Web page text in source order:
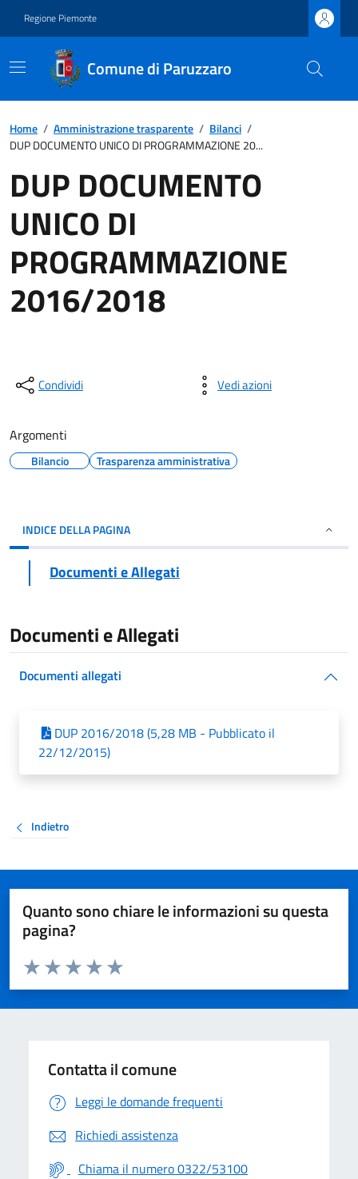
Regione Piemonte
Comune di Paruzzaro
Home / Amministrazione trasparente / Bilanci /
DUP DOCUMENTO UNICO DI PROGRAMMAZIONE 20...
DUP DOCUMENTO
UNICO DI
PROGRAMMAZIONE
2016/2018
Condividi Vedi azioni
Argomenti
Bilancio Trasparenza amministrativa
INDICE DELLA PAGINA
Documenti e Allegati
Documenti e Allegati
Documenti allegati
DUP 2016/2018 (5,28 MB - Pubblicato il
22/12/2015)
Indietro
Quanto sono chiare le informazioni su questa
pagina?
Valuta da 1 a 5 stelle la pagina
Valuta 5 stelle su 5
Valuta 4 stelle su 5
Valuta 3 stelle su 5
Valuta 2 stelle su 5
Valuta 1 stelle su 5
Contatta il comune
Leggi le domande frequenti
Richiedi assistenza
Chiama il numero 0322/53100